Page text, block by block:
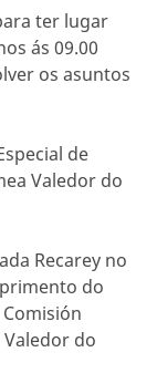
ter lugar
ás 09.00
os asuntos
de
Valedor do
Recarey no
do
Valedor do